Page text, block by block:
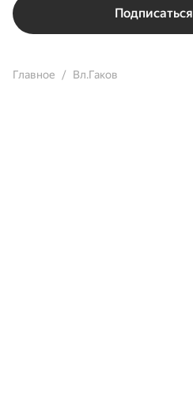
Подписаться
Главное Вл.Гаков